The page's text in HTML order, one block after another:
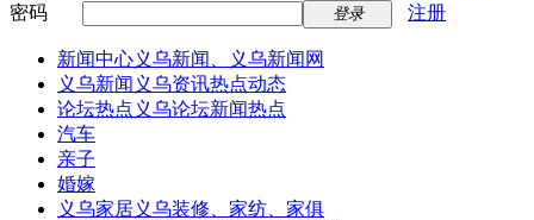
密码
登录 注册
新闻中心义乌新闻、义乌新闻网
义乌新闻 义乌资讯热点动态
论坛热点 义乌论坛新闻热点
汽车
亲子
婚嫁
义乌家居义乌装修、家纺、家俱